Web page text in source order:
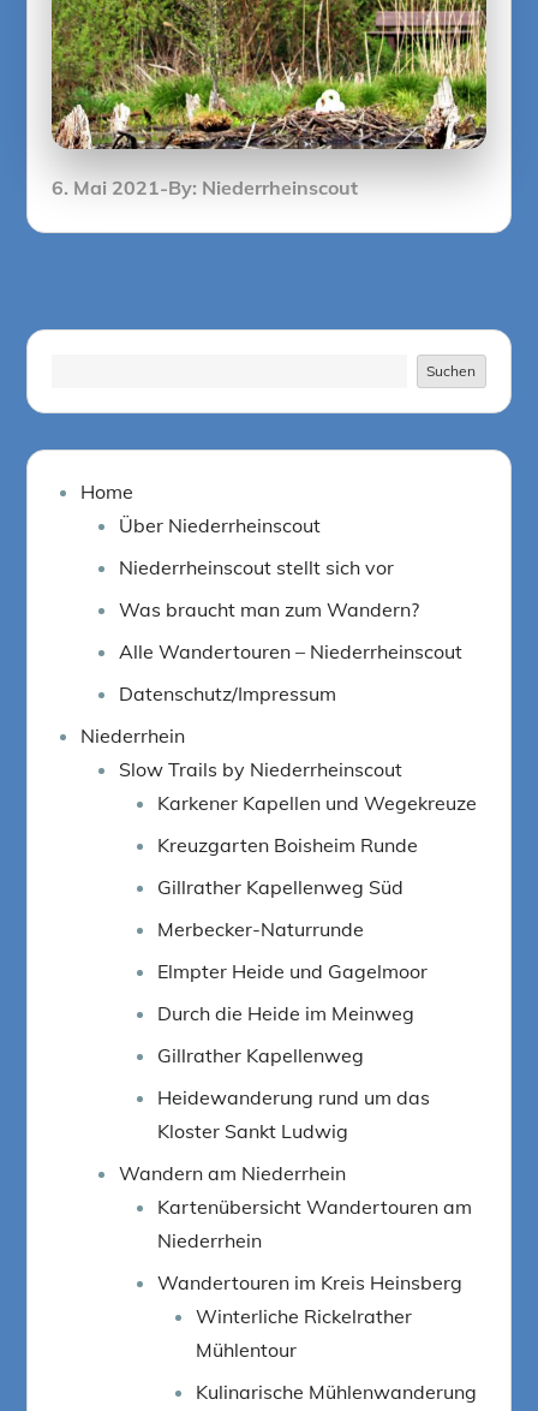
Posted
6. Mai 2021 By: Niederrheinscout
Suchen
Home
Über Niederrheinscout
Niederrheinscout stellt sich vor
Was braucht man zum Wandern?
Alle Wandertouren – Niederrheinscout
Datenschutz/Impressum
Niederrhein
Slow Trails by Niederrheinscout
Karkener Kapellen und Wegekreuze
Kreuzgarten Boisheim Runde
Gillrather Kapellenweg Süd
Merbecker-Naturrunde
Elmpter Heide und Gagelmoor
Durch die Heide im Meinweg
Gillrather Kapellenweg
Heidewanderung rund um das
Kloster Sankt Ludwig
Wandern am Niederrhein
Kartenübersicht Wandertouren am
Niederrhein
Wandertouren im Kreis Heinsberg
Winterliche Rickelrather
Mühlentour
Kulinarische Mühlenwanderung